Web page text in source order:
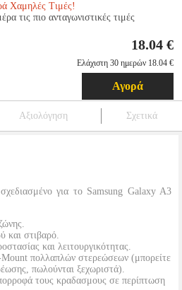
Χαμηλές Τιμές!
τις πιο ανταγωνιστικές τιμές
18.04 €
Ελάχιστη 30 ημερών 18.04 €
Αγορά
Αξιολόγηση Σχετικά
για το Samsung Galaxy A3
και στιβαρό.
και λειτουργικότητας.
πολλαπλών στερεώσεων (μπορείτε
πωλούνται ξεχωριστά).
τους κραδασμους σε περίπτωση